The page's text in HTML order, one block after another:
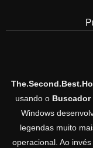
usando o Buscador
Windows
legendas muito
operacional. Ao